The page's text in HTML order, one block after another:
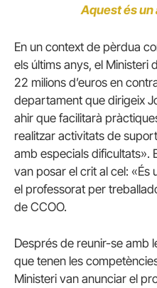
Aquest és un
En un context de pèrdua
els últims anys, el Ministeri
22 milions d’euros en
departament que dirigeix
ahir que facilitarà
realitzar activitats de
amb especials dificultats».
van posar el crit al cel:
el professorat per
de CCOO.
Després de reunir-se amb
que tenen les
Ministeri van anunciar el